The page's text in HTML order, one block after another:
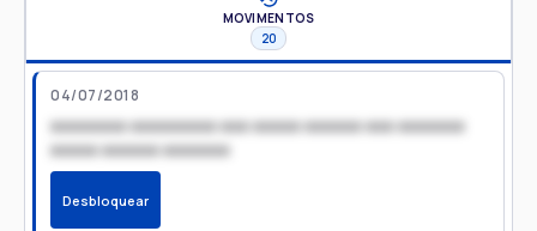
MOVIMENTOS
20
04/07/2018
xxxxxxxx xxxxxxxxx xxx xxxxx xxxxxx xxx xxxxxxx
xxxxx xxxxxx xxxxxxx
Desbloquear